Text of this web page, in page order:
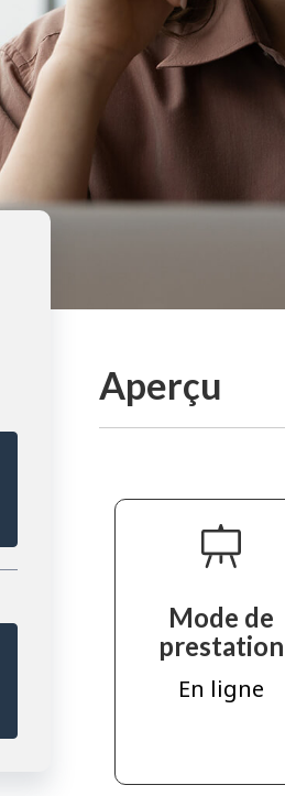
Aperçu
Mode de
prestation
En ligne